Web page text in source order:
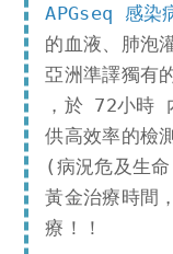
APGseq 感染
的血液、肺泡
亞洲準譯獨有
，於 72小時
供高效率的檢
(病況危及生
黃金治療時間
療！！